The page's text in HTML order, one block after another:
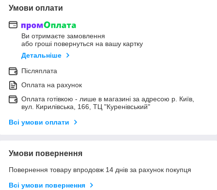
Умови оплати
Ви отримаєте замовлення
або гроші повернуться на вашу картку
Детальніше
Післяплата
Оплата на рахунок
Оплата готівкою - лише в магазині за адресою р. Київ,
вул. Кирилівська, 166, ТЦ "Куренівський"
Всі умови оплати
Умови повернення
Повернення товару впродовж 14 днів за рахунок покупця
Всі умови повернення